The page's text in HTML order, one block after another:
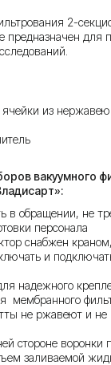
2-
предназначен для
из
вакуумного
в обращении, не
персонала
снабжен краном,
и
надежного
мембранного
не ржавеют и не
стороне воронки
заливаемой